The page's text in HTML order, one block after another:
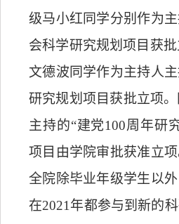
级马小红同学分别作为
会科学研究规划项目获
文德波同学作为主持人
研究规划项目获批立项
主持的“建党100周年研
项目由学院审批获准立项
全院除毕业年级学生以
在2021 年都参与到新的